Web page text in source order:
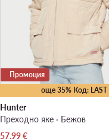
още 35% Код: LAST
Промоция
Hunter
Преходно яке · Бежов
Актуална цена
57,99€